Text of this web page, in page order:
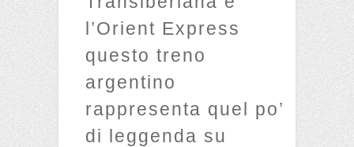
l’Orient Express
questo treno
argentino
rappresenta quel po’
di leggenda su